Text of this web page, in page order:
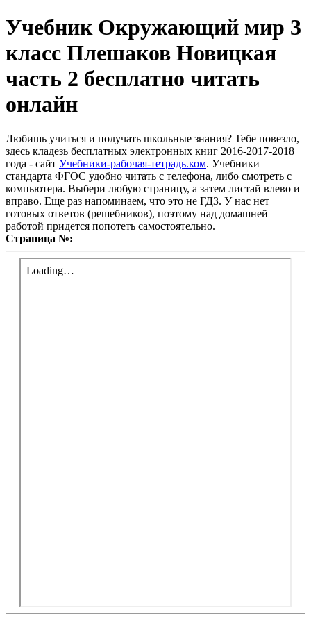
Учебник Окружающий мир 3
класс Плешаков Новицкая
часть 2 бесплатно читать
онлайн
Любишь учиться и получать школьные знания? Тебе повезло,
здесь кладезь бесплатных электронных книг 2016-2017-2018
года - сайт Учебники-рабочая-тетрадь.ком. Учебники
стандарта ФГОС удобно читать с телефона, либо смотреть с
компьютера. Выбери любую страницу, а затем листай влево и
вправо. Еще раз напоминаем, что это не ГДЗ. У нас нет
готовых ответов (решебников), поэтому над домашней
работой придется попотеть самостоятельно.
Страница №: